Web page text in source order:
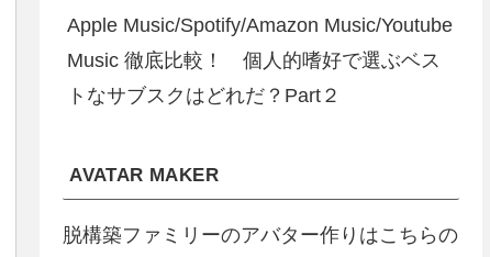
Apple Music/Spotify/Amazon Music/Youtube
Music 徹底比較！ 個人的嗜好で選ぶベス
トなサブスクはどれだ？Part２
AVATAR MAKER
脱構築ファミリーのアバター作りはこちらの